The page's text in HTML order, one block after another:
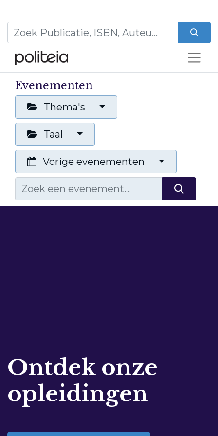
Evenementen
Thema's
Taal
Vorige evenementen
Ontdek onze
opleidingen